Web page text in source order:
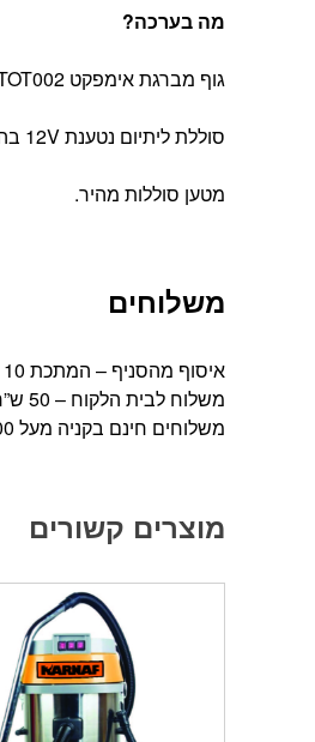
מה בערכה?
גוף מברגת אימפקט 12V TOT002.
סוללת ליתיום נטענת 12V בהספק 2Ah.
מטען סוללות מהיר.
משלוחים
איסוף מהסניף – המתכת 10 אשדוד
משלוח לבית הלקוח – 50 ש”ח.
משלוחים חינם בקניה מעל 300 ש”ח.
מוצרים קשורים